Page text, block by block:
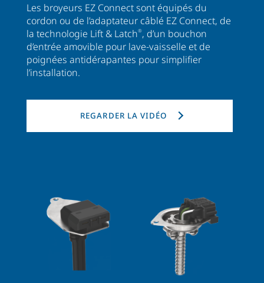
Les broyeurs EZ Connect sont équipés du
cordon ou de l’adaptateur câblé EZ Connect, de
la technologie Lift & Latch®, d’un bouchon
d’entrée amovible pour lave-vaisselle et de
poignées antidérapantes pour simplifier
l’installation.
REGARDER LA VIDÉO